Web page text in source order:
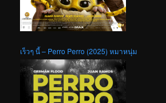
เร็วๆ นี้ – Perro Perro (2025) หมาหนุ่ม